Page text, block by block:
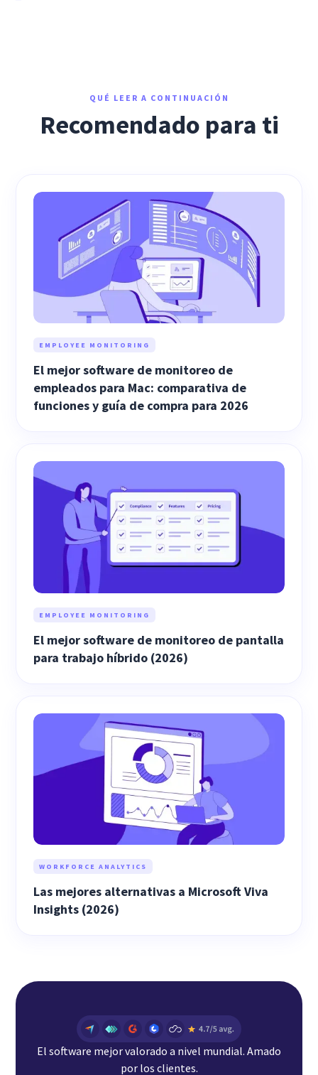
QUÉ LEER A CONTINUACIÓN
Recomendado para ti
EMPLOYEE MONITORING
El mejor software de monitoreo de
empleados para Mac: comparativa de
funciones y guía de compra para 2026
EMPLOYEE MONITORING
El mejor software de monitoreo de pantalla
para trabajo híbrido (2026)
WORKFORCE ANALYTICS
Las mejores alternativas a Microsoft Viva
Insights (2026)
El software mejor valorado a nivel mundial. Amado
por los clientes.